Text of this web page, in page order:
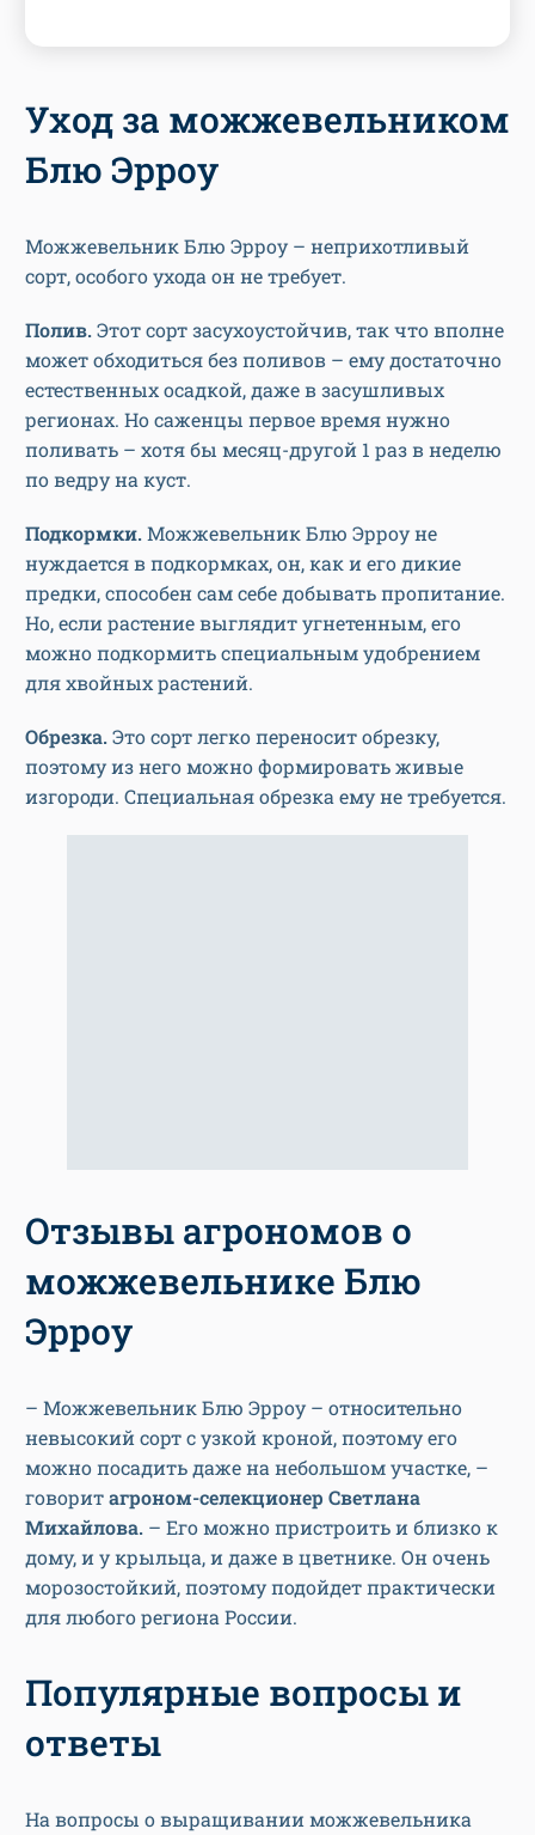
Уход за можжевельником
Блю Эрроу
Можжевельник Блю Эрроу – неприхотливый
сорт, особого ухода он не требует.
Полив.Этот сорт засухоустойчив, так что вполне
может обходиться без поливов – ему достаточно
естественных осадкой, даже в засушливых
регионах. Но саженцы первое время нужно
поливать – хотя бы месяц-другой 1 раз в неделю
по ведру на куст.
Подкормки.Можжевельник Блю Эрроу не
нуждается в подкормках, он, как и его дикие
предки, способен сам себе добывать пропитание.
Но, если растение выглядит угнетенным, его
можно подкормить специальным удобрением
для хвойных растений.
Обрезка.Это сорт легко переносит обрезку,
поэтому из него можно формировать живые
изгороди. Специальная обрезка ему не требуется.
Отзывы агрономов о
можжевельнике Блю
Эрроу
– Можжевельник Блю Эрроу – относительно
невысокий сорт с узкой кроной, поэтому его
можно посадить даже на небольшом участке, –
говоритагроном-селекционер Светлана
Михайлова. – Его можно пристроить и близко к
дому, и у крыльца, и даже в цветнике. Он очень
морозостойкий, поэтому подойдет практически
для любого региона России.
Популярные вопросы и
ответы
На вопросы о выращивании можжевельника